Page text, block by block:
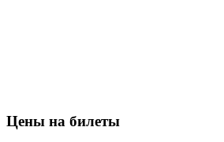
Цены на билеты